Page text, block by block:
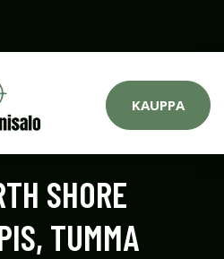
KAUPPA
SHORE
TUMMA